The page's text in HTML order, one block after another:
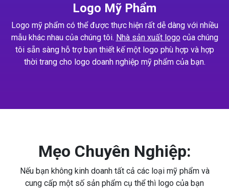
Logo Mỹ Phẩm
Logo mỹ phẩm có thể được thực hiện rất dễ dàng với nhiều
mẫu khác nhau của chúng tôi. Nhà sản xuất logocủa chúng
tôi sẵn sàng hỗ trợ bạn thiết kế một logo phù hợp và hợp
thời trang cho logo doanh nghiệp mỹ phẩm của bạn.
Mẹo Chuyên Nghiệp:
Nếu bạn không kinh doanh tất cả các loại mỹ phẩm và
cung cấp một số sản phẩm cụ thể thì logo của bạn